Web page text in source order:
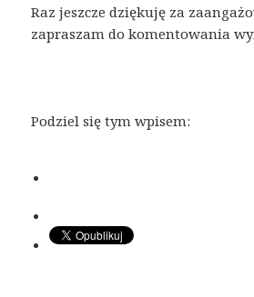
Raz jeszcze dziękuję za
zapraszam do komentowania
Podziel się tym wpisem: